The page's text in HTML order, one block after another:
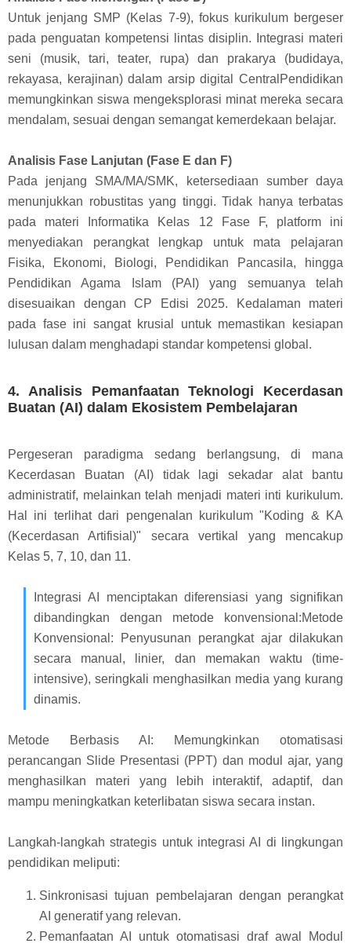
Untuk jenjang SMP (Kelas 7-9), fokus kurikulum bergeser
pada penguatan kompetensi lintas disiplin. Integrasi materi
seni (musik, tari, teater, rupa) dan prakarya (budidaya,
rekayasa, kerajinan) dalam arsip digital CentralPendidikan
memungkinkan siswa mengeksplorasi minat mereka secara
mendalam, sesuai dengan semangat kemerdekaan belajar.
Analisis Fase Lanjutan (Fase E dan F)
Pada jenjang SMA/MA/SMK, ketersediaan sumber daya
menunjukkan robustitas yang tinggi. Tidak hanya terbatas
pada materi Informatika Kelas 12 Fase F, platform ini
menyediakan perangkat lengkap untuk mata pelajaran
Fisika, Ekonomi, Biologi, Pendidikan Pancasila, hingga
Pendidikan Agama Islam (PAI) yang semuanya telah
disesuaikan dengan CP Edisi 2025. Kedalaman materi
pada fase ini sangat krusial untuk memastikan kesiapan
lulusan dalam menghadapi standar kompetensi global.
4. Analisis Pemanfaatan Teknologi Kecerdasan
Buatan (AI) dalam Ekosistem Pembelajaran
Pergeseran paradigma sedang berlangsung, di mana
Kecerdasan Buatan (AI) tidak lagi sekadar alat bantu
administratif, melainkan telah menjadi materi inti kurikulum.
Hal ini terlihat dari pengenalan kurikulum "Koding & KA
(Kecerdasan Artifisial)" secara vertikal yang mencakup
Kelas 5, 7, 10, dan 11.
Integrasi AI menciptakan diferensiasi yang signifikan
dibandingkan dengan metode konvensional:Metode
Konvensional: Penyusunan perangkat ajar dilakukan
secara manual, linier, dan memakan waktu (time-
intensive), seringkali menghasilkan media yang kurang
dinamis.
Metode Berbasis AI: Memungkinkan otomatisasi
perancangan Slide Presentasi (PPT) dan modul ajar, yang
menghasilkan materi yang lebih interaktif, adaptif, dan
mampu meningkatkan keterlibatan siswa secara instan.
Langkah-langkah strategis untuk integrasi AI di lingkungan
pendidikan meliputi:
Sinkronisasi tujuan pembelajaran dengan perangkat
AI generatif yang relevan.
Pemanfaatan AI untuk otomatisasi draf awal Modul